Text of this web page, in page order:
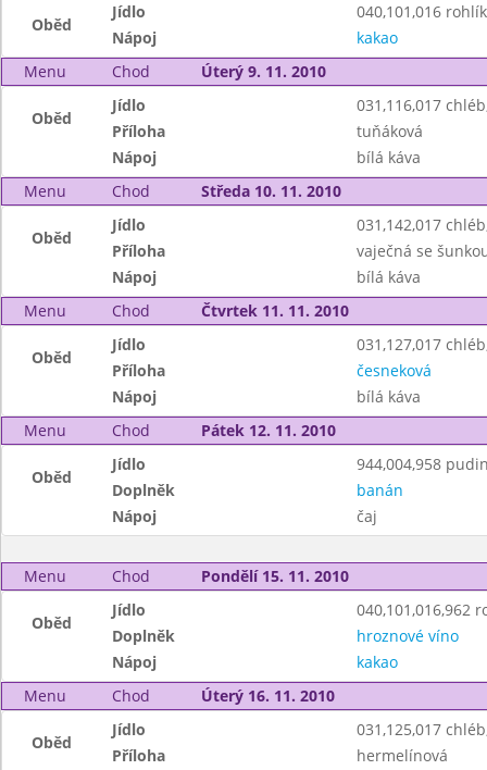
Oběd
Jídlo
040,101,016
Nápoj
kakao
Menu
Chod Úterý 9. 11. 2010
Oběd
Jídlo
031,116,017
Příloha
tuňáková
Nápoj
bílá káva
Menu
Chod Středa 10. 11. 2010
Oběd
Jídlo
031,142,017
Příloha
vaječná se
Nápoj
bílá káva
Menu
Chod Čtvrtek 11. 11. 2010
Oběd
Jídlo
031,127,017
Příloha
česneková
Nápoj
bílá káva
Menu
Chod Pátek 12. 11. 2010
Oběd
Jídlo
944,004,958
Doplněk
banán
Nápoj
čaj
Menu Chod Pondělí 15. 11. 2010
Oběd
Jídlo
040,101,016,962
Doplněk
hroznové víno
Nápoj
kakao
Menu
Chod Úterý 16. 11. 2010
Oběd
Jídlo
031,125,017
Příloha
hermelínová